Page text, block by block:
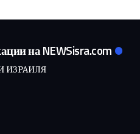
на NEWSisra.com
ИЗРАИЛЯ